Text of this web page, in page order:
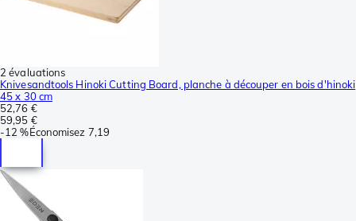
2 évaluations
Knivesandtools Hinoki Cutting Board, planche à découper en bois d'hinoki
45 x 30 cm
52,76 €
59,95 €
-12 %Économisez 7,19